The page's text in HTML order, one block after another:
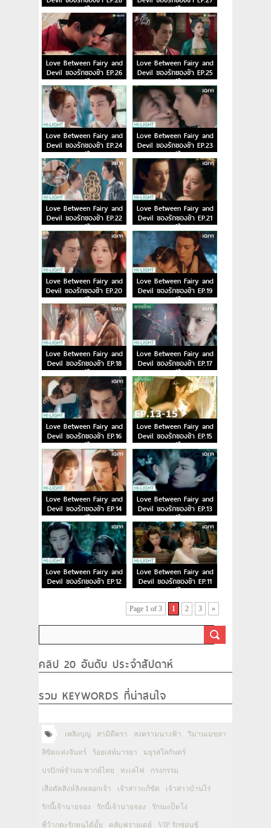
พากย์ไทย
พากย์ไทย
Love Between Fairy and
Devil ของรักของข้า EP.26
พากย์ไทย
Love Between Fairy and
Devil ของรักของข้า EP.25
พากย์ไทย
Love Between Fairy and
Devil ของรักของข้า EP.24
พากย์ไทย
Love Between Fairy and
Devil ของรักของข้า EP.23
พากย์ไทย
Love Between Fairy and
Devil ของรักของข้า EP.22
พากย์ไทย
Love Between Fairy and
Devil ของรักของข้า EP.21
พากย์ไทย
Love Between Fairy and
Devil ของรักของข้า EP.20
พากย์ไทย
Love Between Fairy and
Devil ของรักของข้า EP.19
พากย์ไทย
Love Between Fairy and
Devil ของรักของข้า EP.18
พากย์ไทย
Love Between Fairy and
Devil ของรักของข้า EP.17
พากย์ไทย
Love Between Fairy and
Devil ของรักของข้า EP.16
พากย์ไทย
Love Between Fairy and
Devil ของรักของข้า EP.15
พากย์ไทย
Love Between Fairy and
Devil ของรักของข้า EP.14
พากย์ไทย
Love Between Fairy and
Devil ของรักของข้า EP.13
พากย์ไทย
Love Between Fairy and
Devil ของรักของข้า EP.12
พากย์ไทย
Love Between Fairy and
Devil ของรักของข้า EP.11
พากย์ไทย
Page 1 of 3 1 2 3 »
คลิป 20 อันดับ ประจำสัปดาห์
รวม KEYWORDS ที่น่าสนใจ
เพลิงบุญ สามีตีตรา สงครามนางฟ้า วิมานเมขลา
ลิขิตแห่งจันทร์ ร้อยเล่ห์มารยา มธุรสโลกันตร์
ปรปักษ์จำนน พากย์ไทย ทะเลไฟ กรงกรรม
เสือตัดสิงห์ลิงหลอกเจ้า เจ้าสาวแก้ขัด เจ้าสาวบ้านไร่
รักนี้เจ้านายจอง รักนี้เจ้านายจอง รักนะเป็ดโง่
พี่ว้ากคะรักหนูได้มั้ย คลับฟรายเดย์ VIP รักซ่อนชู้